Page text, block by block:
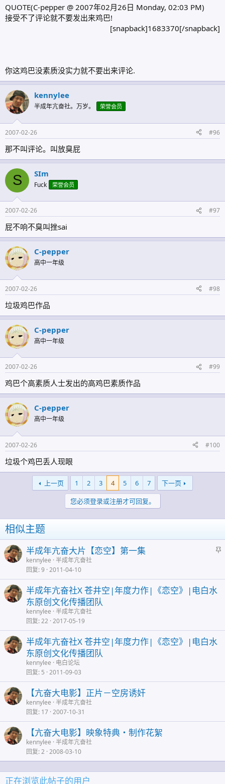
QUOTE(C-pepper @ 2007年02月26日 Monday, 02:03 PM)
接受不了评论就不要发出来鸡巴!
[snapback]1683370[/snapback]​
你这鸡巴没素质没实力就不要出来评论.
kennylee
半成年亢奋社。万岁。 荣誉会员
2007-02-26 #96
那不叫评论。叫放臭屁
S SIm
Fuck 荣誉会员
2007-02-26 #97
屁不响不臭叫挫sai
C-pepper
高中一年级
2007-02-26 #98
垃圾鸡巴作品
C-pepper
高中一年级
2007-02-26 #99
鸡巴个高素质人士发出的高鸡巴素质作品
C-pepper
高中一年级
2007-02-26 #100
垃圾个鸡巴丢人现眼
上一页 1 2 3 4 5 6 7
下一页
您必须登录或注册才可回复。
相似主题
半成年亢奋大片【恋空】第一集
kennylee 半成年亢奋社
回复 9 2011-04-10
半成年亢奋社X 苍井空|年度力作|《恋空》|电白水
东原创文化传播团队
kennylee 半成年亢奋社
回复 22 2017-05-19
半成年亢奋社X 苍井空|年度力作|《恋空》|电白水
东原创文化传播团队
kennylee
电白论坛
回复 5 2011-09-03
【亢奋大电影】正片－空房诱奸
kennylee 半成年亢奋社
回复 17 2007-10-31
【亢奋大电影】映象特典・制作花絮
kennylee 半成年亢奋社
回复 2 2008-03-10
正在浏览此帖子的用户